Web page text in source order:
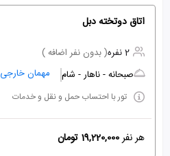
اتاق دوتخته دبل
2 نفره
( بدون نفر اضافه )
صبحانه - ناهار - شام
مهمان خارجی
تور با احتساب حمل و نقل و خدمات
هر نفر19,220,000 تومان